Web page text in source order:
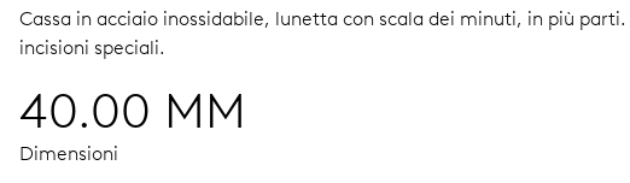
Cassa in acciaio inossidabile, lunetta con scala dei minuti, in più parti.
incisioni speciali.
40.00 MM
Dimensioni